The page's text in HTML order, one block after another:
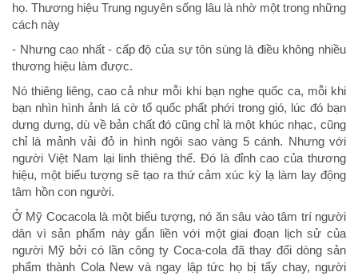
họ. Thương hiệu Trung nguyên sống lâu là nhờ một trong những
cách này
- Nhưng cao nhất - cấp độ của sự tôn sùng là điều không nhiều
thương hiệu làm được.
Nó thiêng liêng, cao cả như mỗi khi bạn nghe quốc ca, mỗi khi
bạn nhìn hình ảnh lá cờ tổ quốc phất phới trong gió, lúc đó bạn
dưng dưng, dù về bản chất đó cũng chỉ là một khúc nhạc, cũng
chỉ là mảnh vải đỏ in hình ngôi sao vàng 5 cánh. Nhưng với
người Việt Nam lại linh thiêng thế. Đó là đỉnh cao của thương
hiệu, một biểu tượng sẽ tạo ra thứ cảm xúc kỳ lạ làm lay động
tâm hồn con người.
Ở Mỹ Cocacola là một biểu tượng, nó ăn sâu vào tâm trí người
dân vì sản phẩm này gắn liền với một giai đoạn lịch sử của
người Mỹ bởi có lần công ty Coca-cola đã thay đổi dòng sản
phẩm thành Cola New và ngay lập tức họ bị tẩy chay, người